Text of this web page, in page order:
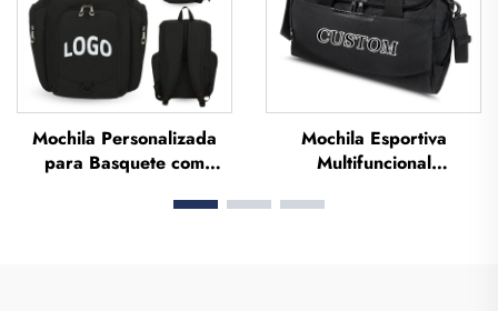
Mochila Personalizada
para Basquete com
Esportiva à Prova d'Água,
Mochila Esportiva
Multifuncional
Capacidade para